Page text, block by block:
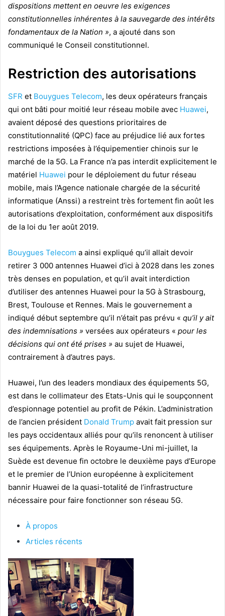
dispositions mettent en oeuvre les exigences
constitutionnelles inhérentes à la sauvegarde des intérêts
fondamentaux de la Nation », a ajouté dans son
communiqué le Conseil constitutionnel.
Restriction des autorisations
SFR et Bouygues Telecom, les deux opérateurs français
qui ont bâti pour moitié leur réseau mobile avec Huawei,
avaient déposé des questions prioritaires de
constitutionnalité (QPC) face au préjudice lié aux fortes
restrictions imposées à l’équipementier chinois sur le
marché de la 5G. La France n’a pas interdit explicitement le
matériel Huawei pour le déploiement du futur réseau
mobile, mais l’Agence nationale chargée de la sécurité
informatique (Anssi) a restreint très fortement fin août les
autorisations d’exploitation, conformément aux dispositifs
de la loi du 1er août 2019.
Bouygues Telecom a ainsi expliqué qu’il allait devoir
retirer 3 000 antennes Huawei d’ici à 2028 dans les zones
très denses en population, et qu’il avait interdiction
d’utiliser des antennes Huawei pour la 5G à Strasbourg,
Brest, Toulouse et Rennes. Mais le gouvernement a
indiqué début septembre qu’il n’était pas prévu « qu’il y ait
des indemnisations » versées aux opérateurs « pour les
décisions qui ont été prises » au sujet de Huawei,
contrairement à d’autres pays.
Huawei, l’un des leaders mondiaux des équipements 5G,
est dans le collimateur des Etats-Unis qui le soupçonnent
d’espionnage potentiel au profit de Pékin. L’administration
de l’ancien président Donald Trump avait fait pression sur
les pays occidentaux alliés pour qu’ils renoncent à utiliser
ses équipements. Après le Royaume-Uni mi-juillet, la
Suède est devenue fin octobre le deuxième pays d’Europe
et le premier de l’Union européenne à explicitement
bannir Huawei de la quasi-totalité de l’infrastructure
nécessaire pour faire fonctionner son réseau 5G.
À propos
Articles récents